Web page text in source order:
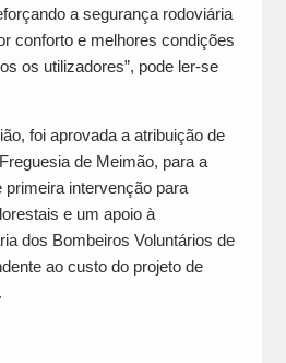
a segurança rodoviária
conforto e melhores condições
os utilizadores”, pode ler-se
foi aprovada a atribuição de
de Meimão, para a
intervenção para
e um apoio à
dos Bombeiros Voluntários de
ao custo do projeto de